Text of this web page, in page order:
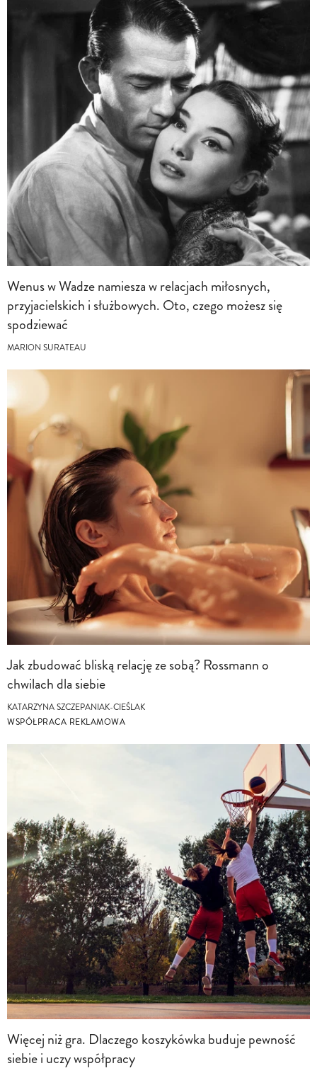
Wenus w Wadze namiesza w relacjach miłosnych,
przyjacielskich i służbowych. Oto, czego możesz się
spodziewać
MARION SURATEAU
Jak zbudować bliską relację ze sobą? Rossmann o
chwilach dla siebie
KATARZYNA SZCZEPANIAK-CIEŚLAK
WSPÓŁPRACA REKLAMOWA
Więcej niż gra. Dlaczego koszykówka buduje pewność
siebie i uczy współpracy